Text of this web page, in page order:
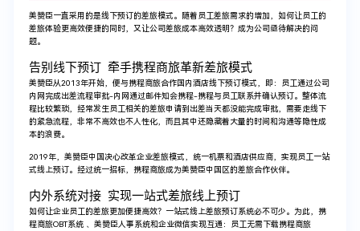
美赞臣一直采用的是线下预订的差旅模式。随着员工差旅需求的增加，如何让员工的
差旅体验更高效便捷的同时，又让公司差旅成本高效透明？成为公司亟待解决的问
题。
告别线下预订 牵手携程商旅革新差旅模式
美赞臣从2013年开始，便与携程商旅合作国内酒店线下预订模式，即：员工通过公司
内网完成出差流程审批-内网通过邮件知会携程-携程与员工联系并确认预订。整体流
程比较繁琐，经常发生员工相关的差旅申请到出差当天都没能完成审批，需要走线下
的紧急流程，非常不高效也不人性化，而且其中还隐藏着大量的时间和沟通等隐性成
本的浪费。
2019年，美赞臣中国决心改革企业差旅模式，统一机票和酒店供应商，实现员工一站
式线上预订。经过统一招标，携程商旅成为美赞臣中国区的差旅合作伙伴。
内外系统对接 实现一站式差旅线上预订
如何让企业员工的差旅更加便捷高效？一站式线上差旅预订系统必不可少。为此，携
程商旅OBT系统 、美赞臣人事系统和企业微信实现互通：员工无需下载携程商旅